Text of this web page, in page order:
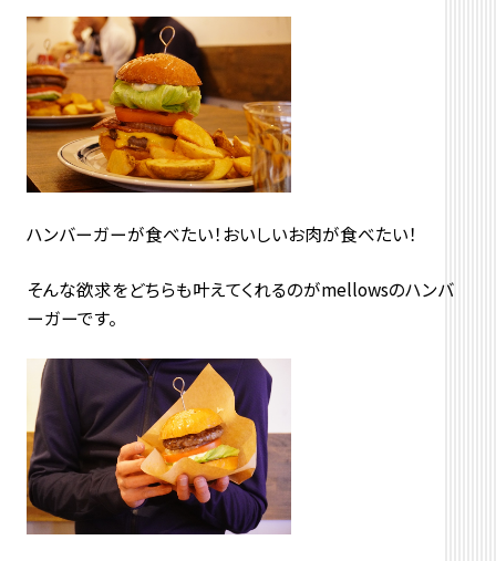
ハンバーガーが食べたい！おいしいお肉が食べたい！
そんな欲求をどちらも叶えてくれるのがmellowsのハンバ
ーガーです。